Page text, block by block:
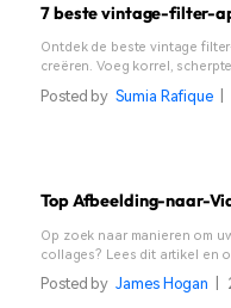
7 beste vintage-filter-
Ontdek de beste vintage
creëren. Voeg korrel,
een nostalgische uitstraling!
Posted by Sumia Rafique
Top Afbeelding-naar-
Op zoek naar manieren om
collages? Lees dit artikel en
afbeeldingen naar video die
Posted by James Hogan